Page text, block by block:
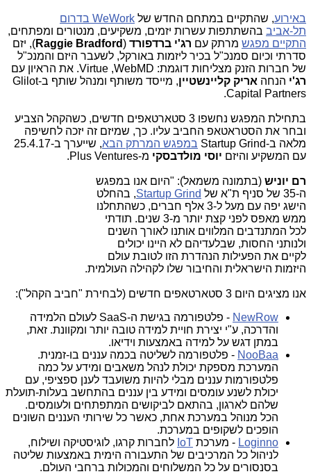
באירוע, שהתקיים במתחם החדש של
WeWork בדרום
תל-אביב בהשתתפות עשרות יזמים, משקיעים, מנטורים ומפתחים,
התקיים מפגש מרתק עם רג'י ברדפורד (
Raggie Bradford
), יזם
סדרתי וכיום סמנכ"ל בכיר ליזמות באורקל, לשעבר היזם והמנכ"ל
של חברות הזנק מצליחות דוגמת: Virtue ,WebMD. את הראיון עם
רג'י הנחה אריק קליינשטיין
, מייסד משותף ומנהל שותף ב-Glilot
Capital Partners.
בתחילת המפגש נחשפו 3 סטארטאפים חדשים, כשהקהל הצביע
ובחר את הסטראטאפ החביב עליו. כך, שמיזם זה יזכה לחשיפה
מלאה ב-Startup Grind
במפגש המרתק הבא
, שייערך ב-25.4.17
עם המשקיע והיזם יוסי מולדבסקי מ-Plus Ventures
.
רם יוניש (בתמונה משמאל): "היום אנו במפגש
ה-35 של סניף ת"א של
Startup Grind, בהחלט
הישג יפה עם מעל ל-3 אלף חברים, כשהתחלנו
ממש מאפס לפני קצת יותר מ-3 שנים. תודתי
לכל המתנדבים המלווים אותנו לאורך השנים
ולנותני החסות, שבלעדיהם לא היינו יכולים
לקיים את הפעילות הנהדרת הזו לטובת עולם
היזמות הישראלית והחיבור שלו לקהילה העולמית.
אנו מציגים היום 3 סטארטאפים חדשים (לבחירת "חביב הקהל"):
NewRow
- פלטפורמה בגישת ה-SaaS לעולם הלמידה
והדרכה, ע"י יצירת חויית למידה טובה יותר ומקוונת. זאת,
במתן דגש על למידה באמצעות וידיאו.
NooBaa - פלטפורמה לשליטה בכמה עננים בו-זמנית.
המערכת מספקת יכולת לנהל משאבים ומידע על כמה
פלטפורמות עננים מבלי להיות משועבד לענן ספציפי, עם
יכולת לשנע עומסים ומידע בין עננים בהתחשב בעלות-תועלת
שלהם לארגון, בהתאם לביקושים המתפתחים ולעומסים.
הכל מנוהל במערכת אחת, כאשר כל שירותי העננים השונים
הופכים לשקופים במערכת.
Loginno - מערכת IoT לחברות קרגו, לוגיסטיקה ושילוח,
לניהול כל המרכיבים של התעבורה הימית באמצעות שליטה
בסנסורים על כל המשלוחים והמכולות ברחבי העולם.